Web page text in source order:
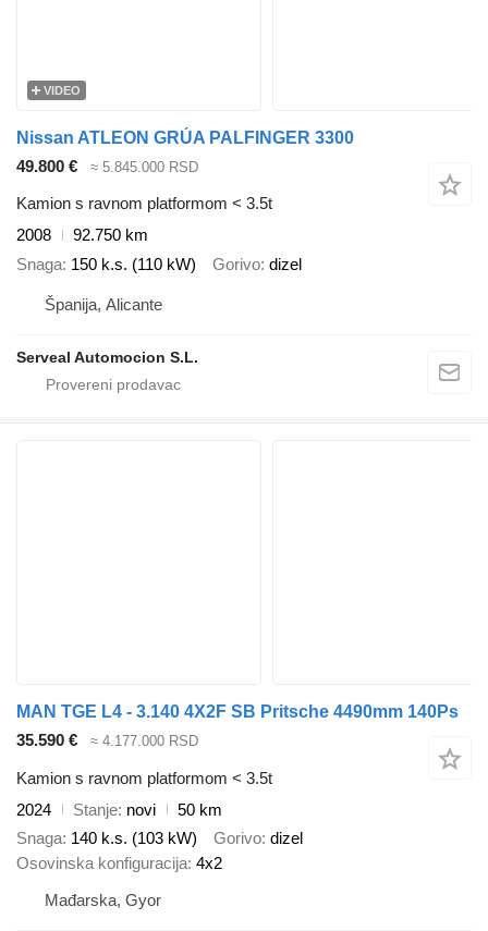
VIDEO
Nissan ATLEON GRÚA PALFINGER 3300
49.800 €
≈ 5.845.000 RSD
Kamion s ravnom platformom < 3.5t
2008
92.750 km
Snaga 150 k.s. (110 kW) Gorivo dizel
Španija, Alicante
Serveal Automocion S.L.
MAN TGE L4 - 3.140 4X2F SB Pritsche 4490mm 140Ps
35.590 €
≈ 4.177.000 RSD
Kamion s ravnom platformom < 3.5t
2024
Stanje novi
50 km
Snaga 140 k.s. (103 kW) Gorivo dizel
Osovinska konfiguracija 4x2
Mađarska, Gyor